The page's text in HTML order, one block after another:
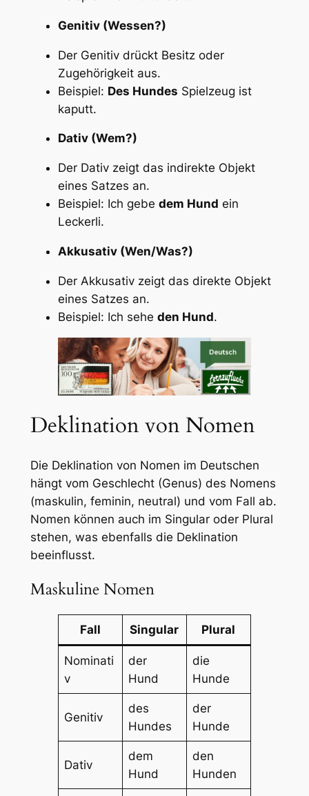
Genitiv (Wessen?)
Der Genitiv drückt Besitz oder
Zugehörigkeit aus.
Beispiel: Des Hundes Spielzeug ist
kaputt.
Dativ (Wem?)
Der Dativ zeigt das indirekte Objekt
eines Satzes an.
Beispiel: Ich gebe dem Hund ein
Leckerli.
Akkusativ (Wen/Was?)
Der Akkusativ zeigt das direkte Objekt
eines Satzes an.
Beispiel: Ich sehe den Hund.
Deklination von Nomen
Die Deklination von Nomen im Deutschen
hängt vom Geschlecht (Genus) des Nomens
(maskulin, feminin, neutral) und vom Fall ab.
Nomen können auch im Singular oder Plural
stehen, was ebenfalls die Deklination
beeinflusst.
Maskuline Nomen
Fall Singular Plural
Nominati
v
der
Hund
die
Hunde
Genitiv
des
Hundes
der
Hunde
Dativ
dem
Hund
den
Hunden